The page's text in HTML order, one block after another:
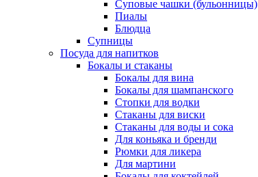
Суповые чашки (бульонницы)
Пиалы
Блюдца
Супницы
Посуда для напитков
Бокалы и стаканы
Бокалы для вина
Бокалы для шампанского
Стопки для водки
Стаканы для виски
Стаканы для воды и сока
Для коньяка и бренди
Рюмки для ликера
Для мартини